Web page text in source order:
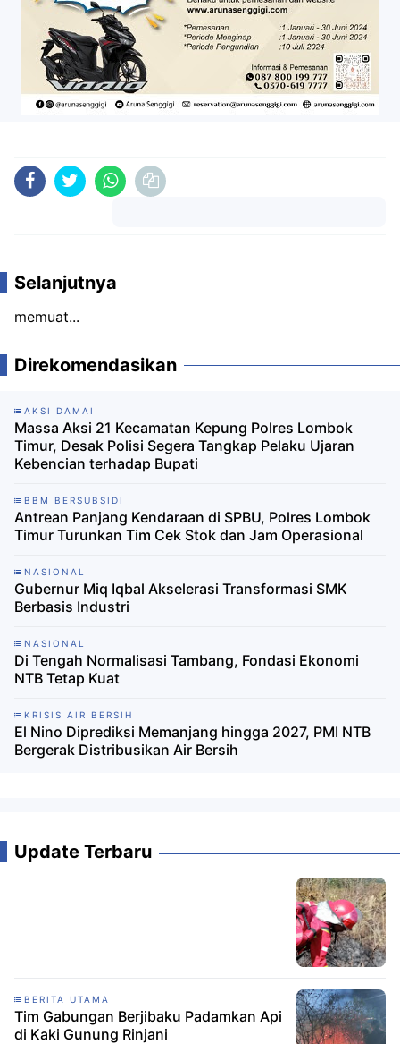
Selanjutnya
memuat...
Direkomendasikan
AKSI DAMAI
Massa Aksi 21 Kecamatan Kepung Polres Lombok
Timur, Desak Polisi Segera Tangkap Pelaku Ujaran
Kebencian terhadap Bupati
BBM BERSUBSIDI
Antrean Panjang Kendaraan di SPBU, Polres Lombok
Timur Turunkan Tim Cek Stok dan Jam Operasional
NASIONAL
Gubernur Miq Iqbal Akselerasi Transformasi SMK
Berbasis Industri
NASIONAL
Di Tengah Normalisasi Tambang, Fondasi Ekonomi
NTB Tetap Kuat
KRISIS AIR BERSIH
El Nino Diprediksi Memanjang hingga 2027, PMI NTB
Bergerak Distribusikan Air Bersih
Update Terbaru
BERITA UTAMA
Tim Gabungan Berjibaku Padamkan Api
di Kaki Gunung Rinjani